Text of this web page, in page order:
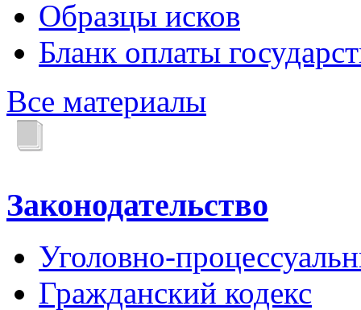
Образцы исков
Бланк оплаты
Все материалы
Законодательство
Уголовно-
Гражданский кодекс